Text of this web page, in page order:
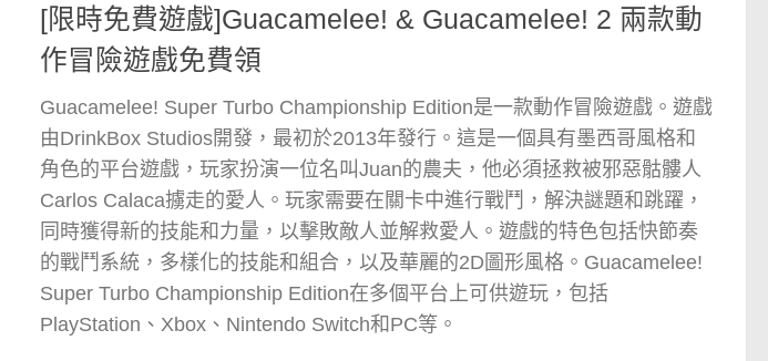
[限時免費遊戲]Guacamelee! & Guacamelee! 2 兩款動
作冒險遊戲免費領
Guacamelee! Super Turbo Championship Edition是一款動作冒險遊戲。遊戲
由DrinkBox Studios開發，最初於2013年發行。這是一個具有墨西哥風格和
角色的平台遊戲，玩家扮演一位名叫Juan的農夫，他必須拯救被邪惡骷髏人
Carlos Calaca擄走的愛人。玩家需要在關卡中進行戰鬥，解決謎題和跳躍，
同時獲得新的技能和力量，以擊敗敵人並解救愛人。遊戲的特色包括快節奏
的戰鬥系統，多樣化的技能和組合，以及華麗的2D圖形風格。Guacamelee!
Super Turbo Championship Edition在多個平台上可供遊玩，包括
PlayStation、Xbox、Nintendo Switch和PC等。